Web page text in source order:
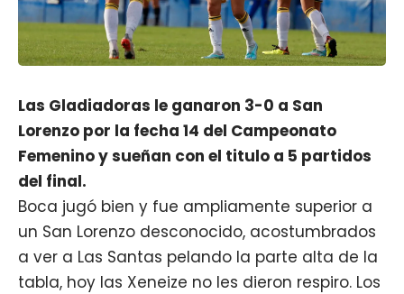
Las Gladiadoras le ganaron 3-0 a San
Lorenzo por la fecha 14 del Campeonato
Femenino y sueñan con el titulo a 5 partidos
del final.
Boca jugó bien y fue ampliamente superior a
un San Lorenzo desconocido, acostumbrados
a ver a Las Santas pelando la parte alta de la
tabla, hoy las Xeneize no les dieron respiro. Los